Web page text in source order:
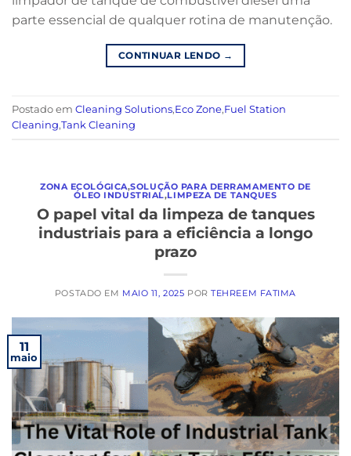
parte essencial de qualquer rotina de manutenção.
CONTINUAR LENDO →
Postado em Cleaning Solutions,Eco Zone,Fuel Station
Cleaning,Tank Cleaning
ZONA ECOLÓGICA,SOLUÇÃO PARA DERRAMAMENTO DE
ÓLEO INDUSTRIAL,LIMPEZA DE TANQUES
O papel vital da limpeza de tanques
industriais para a eficiência a longo
prazo
POSTADO EM MAIO 11, 2025 PORTEHREEM FATIMA
11
maio